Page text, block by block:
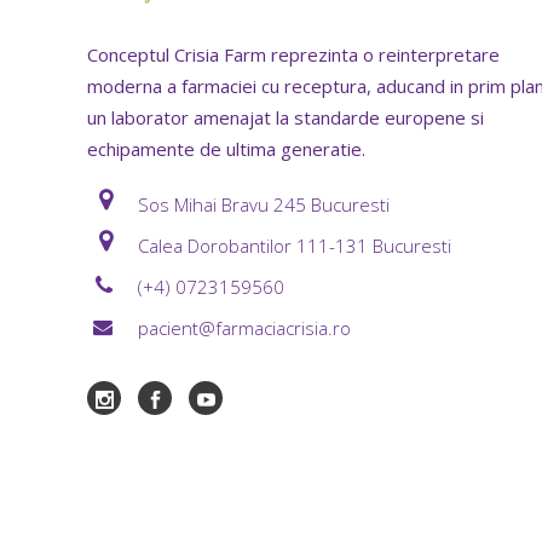
Conceptul Crisia Farm reprezinta o reinterpretare
moderna a farmaciei cu receptura, aducand in prim
un laborator amenajat la standarde europene si
echipamente de ultima generatie.
Sos Mihai Bravu 245 Bucuresti
Calea Dorobantilor 111-131 Bucuresti
(+4) 0723159560
pacient@farmaciacrisia.ro